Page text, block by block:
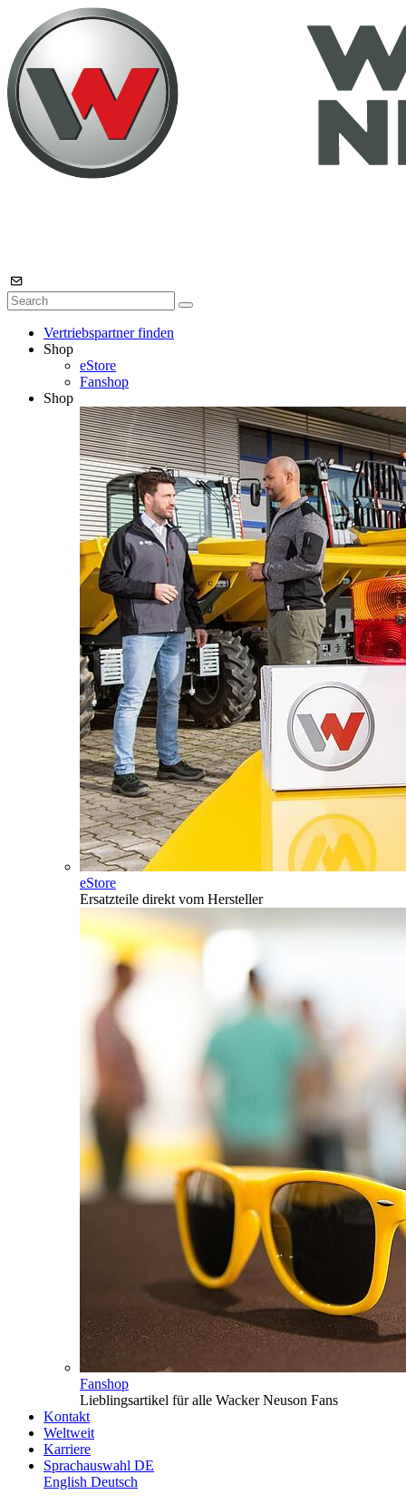
Vertriebspartner finden
Shop
eStore
Fanshop
Shop
eStore
Ersatzteile direkt vom Hersteller
Fanshop
Lieblingsartikel für alle Wacker Neuson Fans
Kontakt
Weltweit
Karriere
Sprachauswahl DE
English Deutsch